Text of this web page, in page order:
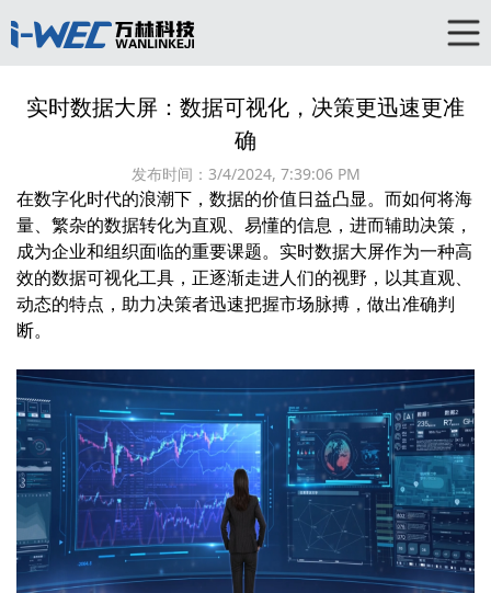
实时数据大屏：数据可视化，决策更迅速更准
确
发布时间： 3/4/2024, 7:39:06 PM
在数字化时代的浪潮下，数据的价值日益凸显。而如何将海
量、繁杂的数据转化为直观、易懂的信息，进而辅助决策，
成为企业和组织面临的重要课题。实时数据大屏作为一种高
效的数据可视化工具，正逐渐走进人们的视野，以其直观、
动态的特点，助力决策者迅速把握市场脉搏，做出准确判
断。